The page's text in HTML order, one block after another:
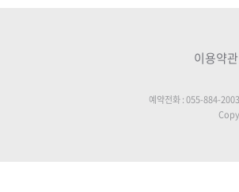
이용약관
예약전화 : 055-884-